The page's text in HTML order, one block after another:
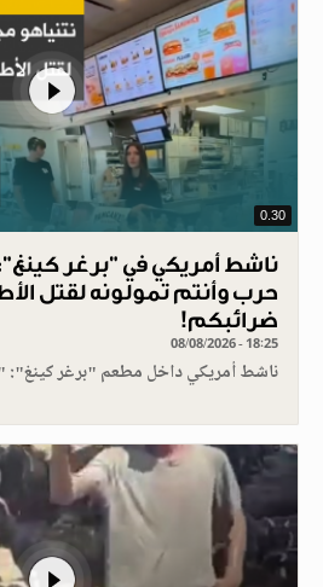
0.30
ناشط أمريكي في "برغر
حرب وأنتم تمولونه لقتل
ضرائبكم!
08/08/2026 - 18:25
ناشط أمريكي داخل مطعم "برغر كينغ":